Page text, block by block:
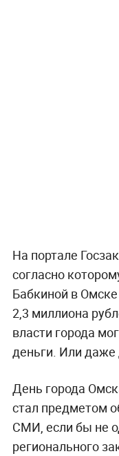
На портале
согласно
Бабкиной в
2,3 миллиона
власти города
деньги. Или
День города
стал предметом
СМИ, если бы не
регионального